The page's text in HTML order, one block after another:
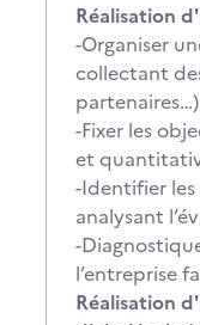
Réalisation
-Organiser
collectant
-Fixer les
et
-Identifier
analysant
-
l’entreprise
Réalisation